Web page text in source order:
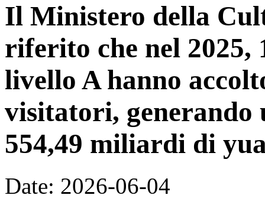
Il Ministero della
riferito che nel
livello A hanno
visitatori,
554,49 miliardi di
Date: 2026-06-04